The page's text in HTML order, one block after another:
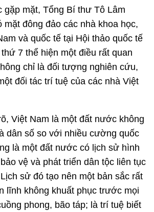
gặp mặt, Tổng Bí thư Tô Lâm
mặt đông đảo các nhà khoa học,
và quốc tế tại Hội thảo quốc tế
7 thể hiện một điều rất quan
chỉ là đối tượng nghiên cứu,
đối tác trí tuệ của các nhà Việt
Việt Nam là một đất nước không
dân số so với nhiều cường quốc
là một đất nước có lịch sử hình
vệ và phát triển dân tộc liên tục
sử đó tạo nên một bản sắc rất
lĩnh không khuất phục trước mọi
phong, bão táp; là trí tuệ biết